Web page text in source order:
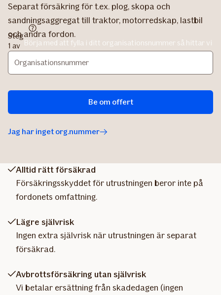
Separat försäkring för t.ex. plog, skopa och
sandningsaggregat till traktor, motorredskap, lastbil
och andra fordon.
Steg
1 av
2
Börja med att fylla i ditt organisationsnummer så hittar vi
uppgifter om ditt företag. För enskild firma skriver du ditt
personnummer (10 siffror).
Be om offert
Jag har inget org.nummer
Alltid rätt försäkrad
Försäkringsskyddet för utrustningen beror inte på
fordonets omfattning.
Lägre självrisk
Ingen extra självrisk när utrustningen är separat
försäkrad.
Avbrottsförsäkring utan självrisk
Vi betalar ersättning från skadedagen (ingen